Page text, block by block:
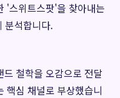
'스위트스팟'을 찾아내는
분석합니다.
철학을 오감으로 전달
핵심 채널로 부상했습니